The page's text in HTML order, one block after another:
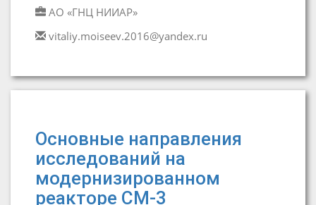
АО «ГНЦ НИИАР»
vitaliy.moiseev.2016@yandex.ru
Основные направления
исследований на
модернизированном
реакторе СМ-3